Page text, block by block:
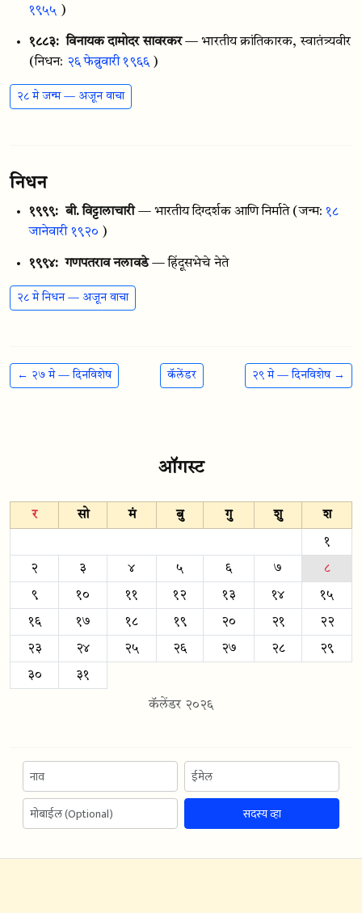
१९५५ )
१८८३: विनायक दामोदर सावरकर — भारतीय क्रांतिकारक, स्वातंत्र्यवीर
(निधन: २६ फेब्रुवारी १९६६)
२८ मे जन्म — अजून वाचा
निधन
१९९९: बी. विट्टालाचारी — भारतीय दिग्दर्शक आणि निर्माते (जन्म: १८
जानेवारी १९२० )
१९९४: गणपतराव नलावडे — हिंदूसभेचे नेते
२८ मे निधन — अजून वाचा
← २७ मे — दिनविशेष कॅलेंडर २९ मे — दिनविशेष →
ऑगस्ट
र सो मं बु गु शु श
१
२ ३ ४ ५ ६ ७ ८
९ १० ११ १२ १३ १४ १५
१६ १७ १८ १९ २० २१ २२
२३ २४ २५ २६ २७ २८ २९
३० ३१
कॅलेंडर २०२६
सदस्य व्हा